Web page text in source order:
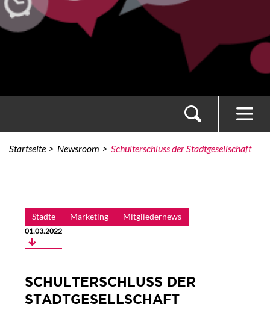
Startseite Newsroom Schulterschluss der Stadtgesellschaft
Städte Marketing Mitgliedernews
01.03.2022
SCHULTERSCHLUSS DER
STADTGESELLSCHAFT